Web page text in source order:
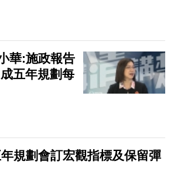
華:施政報告
五年規劃每
規劃會訂宏觀指標及保留彈